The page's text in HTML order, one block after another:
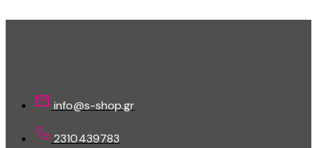
info@s-shop.gr
2310439783